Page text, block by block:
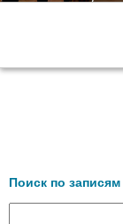
Поиск по записям